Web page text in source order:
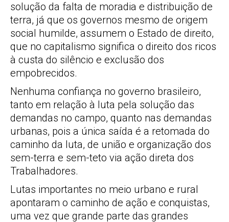
solução da falta de moradia e distribuição de
terra, já que os governos mesmo de origem
social humilde, assumem o Estado de direito,
que no capitalismo significa o direito dos ricos
à custa do silêncio e exclusão dos
empobrecidos.
Nenhuma confiança no governo brasileiro,
tanto em relação à luta pela solução das
demandas no campo, quanto nas demandas
urbanas, pois a única saída é a retomada do
caminho da luta, de união e organização dos
sem-terra e sem-teto via ação direta dos
Trabalhadores.
Lutas importantes no meio urbano e rural
apontaram o caminho de ação e conquistas,
uma vez que grande parte das grandes